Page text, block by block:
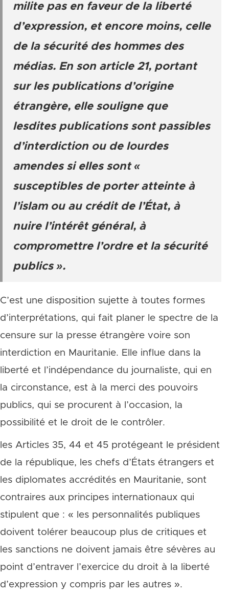
milite pas en faveur de la liberté
d’expression, et encore moins, celle
de la sécurité des hommes des
médias. En son article 21, portant
sur les publications d’origine
étrangère, elle souligne que
lesdites publications sont passibles
d’interdiction ou de lourdes
amendes si elles sont «
susceptibles de porter atteinte à
l’islam ou au crédit de l’État, à
nuire l’intérêt général, à
compromettre l’ordre et la sécurité
publics ».
C’est une disposition sujette à toutes formes
d’interprétations, qui fait planer le spectre de la
censure sur la presse étrangère voire son
interdiction en Mauritanie. Elle influe dans la
liberté et l’indépendance du journaliste, qui en
la circonstance, est à la merci des pouvoirs
publics, qui se procurent à l’occasion, la
possibilité et le droit de le contrôler.
les Articles 35, 44 et 45 protégeant le président
de la république, les chefs d’États étrangers et
les diplomates accrédités en Mauritanie, sont
contraires aux principes internationaux qui
stipulent que : « les personnalités publiques
doivent tolérer beaucoup plus de critiques et
les sanctions ne doivent jamais être sévères au
point d’entraver l’exercice du droit à la liberté
d’expression y compris par les autres ».